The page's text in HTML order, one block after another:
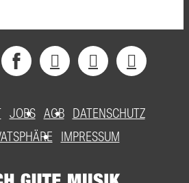
JOBS AGB DATENSCHUTZ
IMPRESSUM